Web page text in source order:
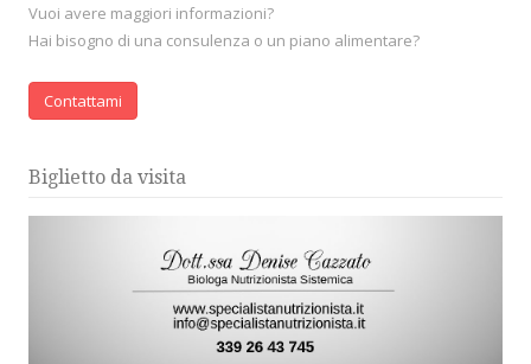
Vuoi avere maggiori informazioni?
Hai bisogno di una consulenza o un piano alimentare?
Contattami
Biglietto da visita